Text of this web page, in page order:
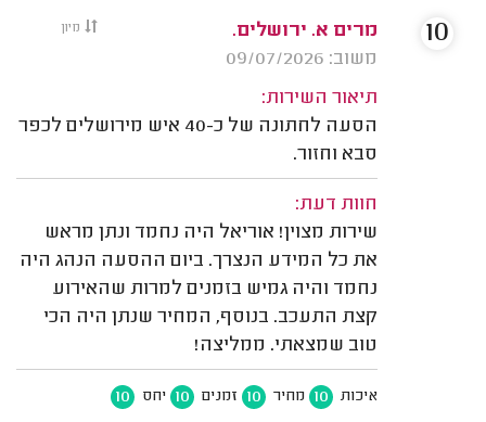
מיון
מרים א. ירושלים.
משוב: 09/07/2026
תיאור השירות:
הסעה לחתונה של כ-40 איש מירושלים לכפר
סבא וחזור.
חוות דעת:
שירות מצוין! אוריאל היה נחמד ונתן מראש
את כל המידע הנצרך. ביום ההסעה הנהג היה
נחמד והיה גמיש בזמנים למרות שהאירוע
קצת התעכב. בנוסף, המחיר שנתן היה הכי
טוב שמצאתי. ממליצה!
איכות 10 מחיר 10 זמנים 10 יחס 10
10